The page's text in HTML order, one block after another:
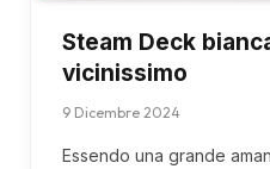
Steam Deck
vicinissimo
9 Dicembre 2024
Essendo una grande